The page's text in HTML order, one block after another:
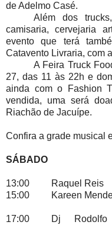
de Adelmo Casé.
Além dos
camisaria, cervejaria
evento que terá
Catavento Livraria, com
A Feira Truck
27, das 11 às 22h e
ainda com o Fashion
vendida, uma será
Riachão de Jacuípe.
Confira a grade musical
SÁBADO
13:00
Raquel Reis
15:00
Kareen
17:00
Dj